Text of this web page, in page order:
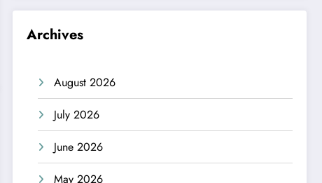
Archives
August 2026
July 2026
June 2026
May 2026